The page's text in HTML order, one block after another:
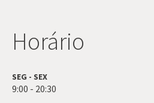
Horário
SEG - SEX
9:00 - 20:30